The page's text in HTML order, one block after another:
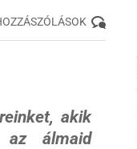
akik
az álmaid